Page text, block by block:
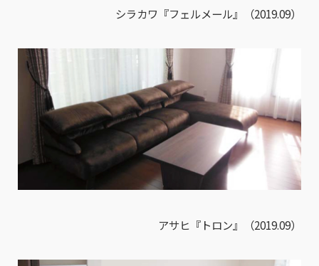
シラカワ『フェルメール』（2019.09）
アサヒ『トロン』（2019.09）